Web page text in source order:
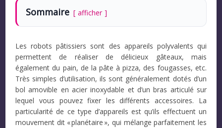
Sommaire afficher
Les robots pâtissiers sont des appareils polyvalents qui
permettent de réaliser de délicieux gâteaux, mais
également du pain, de la pâte à pizza, des fougasses, etc.
Très simples d’utilisation, ils sont généralement dotés d’un
bol amovible en acier inoxydable et d’un bras articulé sur
lequel vous pouvez fixer les différents accessoires. La
particularité de ce type d’appareils est qu’ils effectuent un
mouvement dit « planétaire », qui mélange parfaitement les